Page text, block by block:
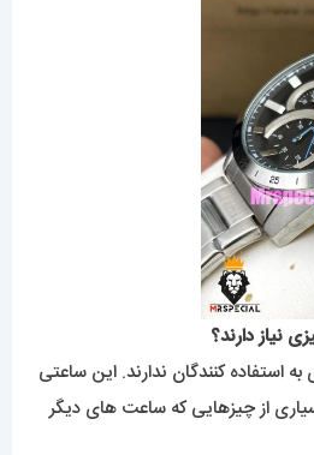
نیاز دارند؟
استفاده کنندگان ندارند. این ساعتی
از چیزهایی که ساعت های دیگر